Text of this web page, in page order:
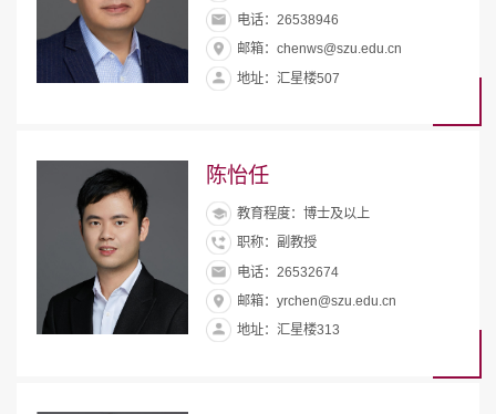
电话：26538946
邮箱：chenws@szu.edu.cn
地址：汇星楼507
陈怡任
教育程度：博士及以上
职称：副教授
电话：26532674
邮箱：yrchen@szu.edu.cn
地址：汇星楼313